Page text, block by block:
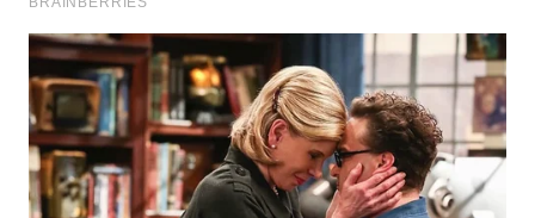
WN
SURABAYA
WN
NATUNA